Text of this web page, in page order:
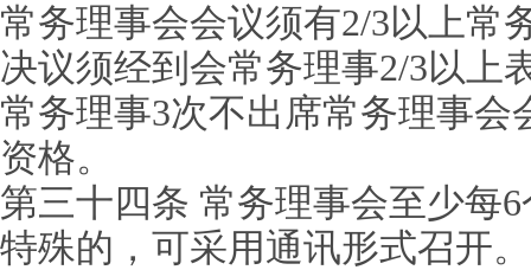
常务理事会会议须有2/3以上常
决议须经到会常务理事2/3以上
常务理事3次不出席常务理事
资格。
第三十四条 常务理事会至少每
特殊的，可采用通讯形式召开。